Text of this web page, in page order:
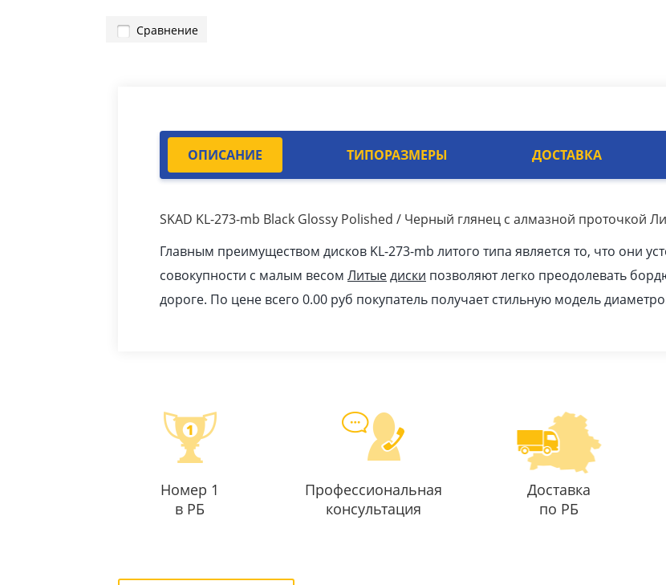
Сравнение
ОПИСАНИЕ ТИПОРАЗМЕРЫ ДОСТАВКА
SKAD KL-273-mb Black Glossy Polished / Черный глянец с алмазной проточкой
Главным преимуществом дисков KL-273-mb литого типа является то, что они
совокупности с малым весом Литыедиски позволяют легко преодолевать
дороге. По цене всего 0.00 pуб покупатель получает стильную модель
Номер 1
в РБ
Профессиональная
консультация
Доставка
по РБ